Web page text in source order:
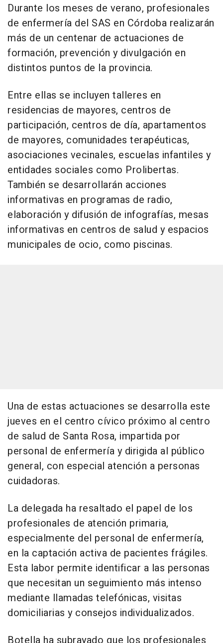
Durante los meses de verano, profesionales
de enfermería del SAS en Córdoba realizarán
más de un centenar de actuaciones de
formación, prevención y divulgación en
distintos puntos de la provincia.
Entre ellas se incluyen talleres en
residencias de mayores, centros de
participación, centros de día, apartamentos
de mayores, comunidades terapéuticas,
asociaciones vecinales, escuelas infantiles y
entidades sociales como Prolibertas.
También se desarrollarán acciones
informativas en programas de radio,
elaboración y difusión de infografías, mesas
informativas en centros de salud y espacios
municipales de ocio, como piscinas.
Una de estas actuaciones se desarrolla este
jueves en el centro cívico próximo al centro
de salud de Santa Rosa, impartida por
personal de enfermería y dirigida al público
general, con especial atención a personas
cuidadoras.
La delegada ha resaltado el papel de los
profesionales de atención primaria,
especialmente del personal de enfermería,
en la captación activa de pacientes frágiles.
Esta labor permite identificar a las personas
que necesitan un seguimiento más intenso
mediante llamadas telefónicas, visitas
domiciliarias y consejos individualizados.
Botella ha subrayado que los profesionales